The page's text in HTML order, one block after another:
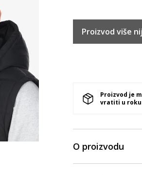
Proizvod više
Proizvod je
vratiti u roku
O proizvodu